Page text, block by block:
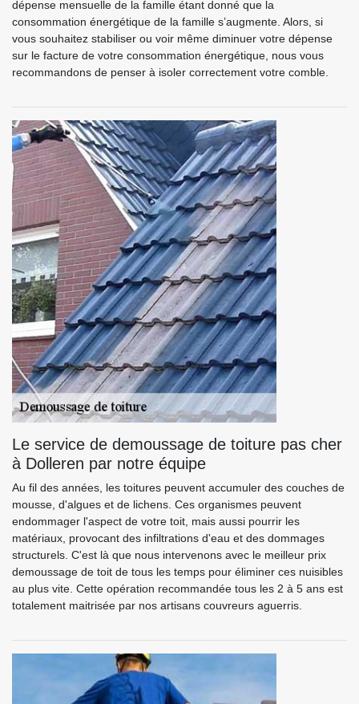
dépense mensuelle de la famille étant donné que la
consommation énergétique de la famille s’augmente. Alors, si
vous souhaitez stabiliser ou voir même diminuer votre dépense
sur le facture de votre consommation énergétique, nous vous
recommandons de penser à isoler correctement votre comble.
Le service de demoussage de toiture pas cher
à Dolleren par notre équipe
Au fil des années, les toitures peuvent accumuler des couches de
mousse, d'algues et de lichens. Ces organismes peuvent
endommager l'aspect de votre toit, mais aussi pourrir les
matériaux, provocant des infiltrations d'eau et des dommages
structurels. C'est là que nous intervenons avec le meilleur prix
demoussage de toit de tous les temps pour éliminer ces nuisibles
au plus vite. Cette opération recommandée tous les 2 à 5 ans est
totalement maitrisée par nos artisans couvreurs aguerris.